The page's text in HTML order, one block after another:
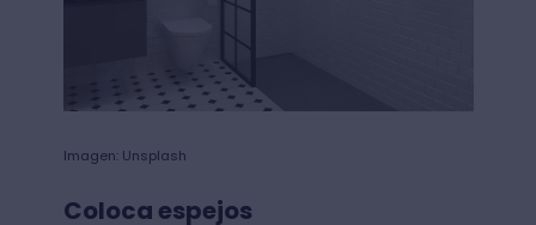
Imagen: Unsplash
Coloca espejos